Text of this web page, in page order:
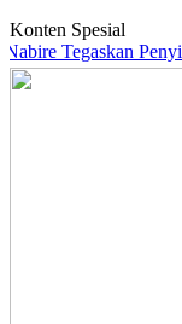
Konten Spesial
Tegaskan